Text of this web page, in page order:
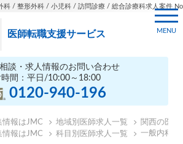
科 / 整形外科 / 小児科 / 訪問診療 / 総合診療科求人案件
医師転職支援サービス
談・求人情報のお問い合わせ
時間：平日/10:00～18:00
0120-940-196
MENU
情報はJMC 地域別医師求人一覧
関西の医師
情報はJMC
科目別医師求人一覧 一般内科の